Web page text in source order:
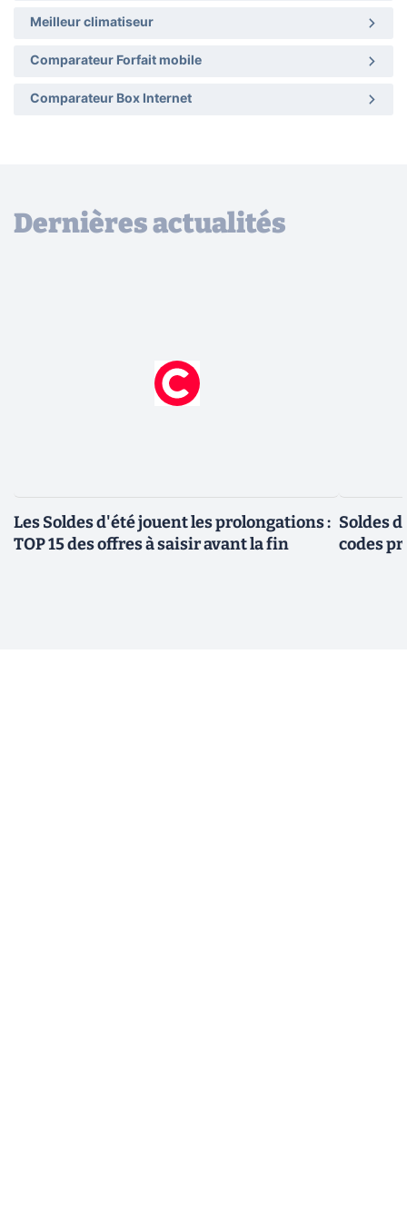
Meilleur climatiseur
Comparateur Forfait mobile
Comparateur Box Internet
Dernières actualités
Les Soldes d'été jouent les prolongations :
TOP 15 des offres à saisir avant la fin
Soldes
codes